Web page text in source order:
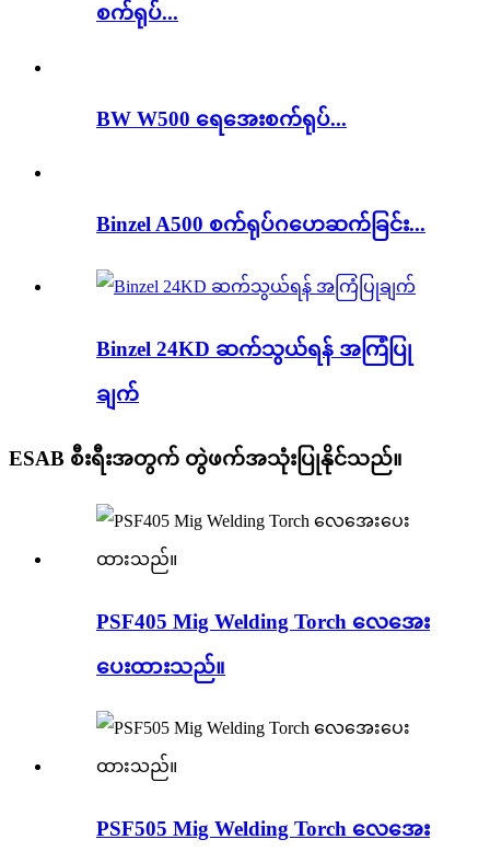
စက်ရုပ်...
BW W500 ရေအေးစက်ရုပ်...
Binzel A500 စက်ရုပ်ဂဟေဆက်ခြင်း...
Binzel 24KD ဆက်သွယ်ရန် အကြံပြု
ချက်
ESAB စီးရီးအတွက် တွဲဖက်အသုံးပြုနိုင်သည်။
PSF405 Mig Welding Torch လေအေး
ပေးထားသည်။
PSF505 Mig Welding Torch လေအေး